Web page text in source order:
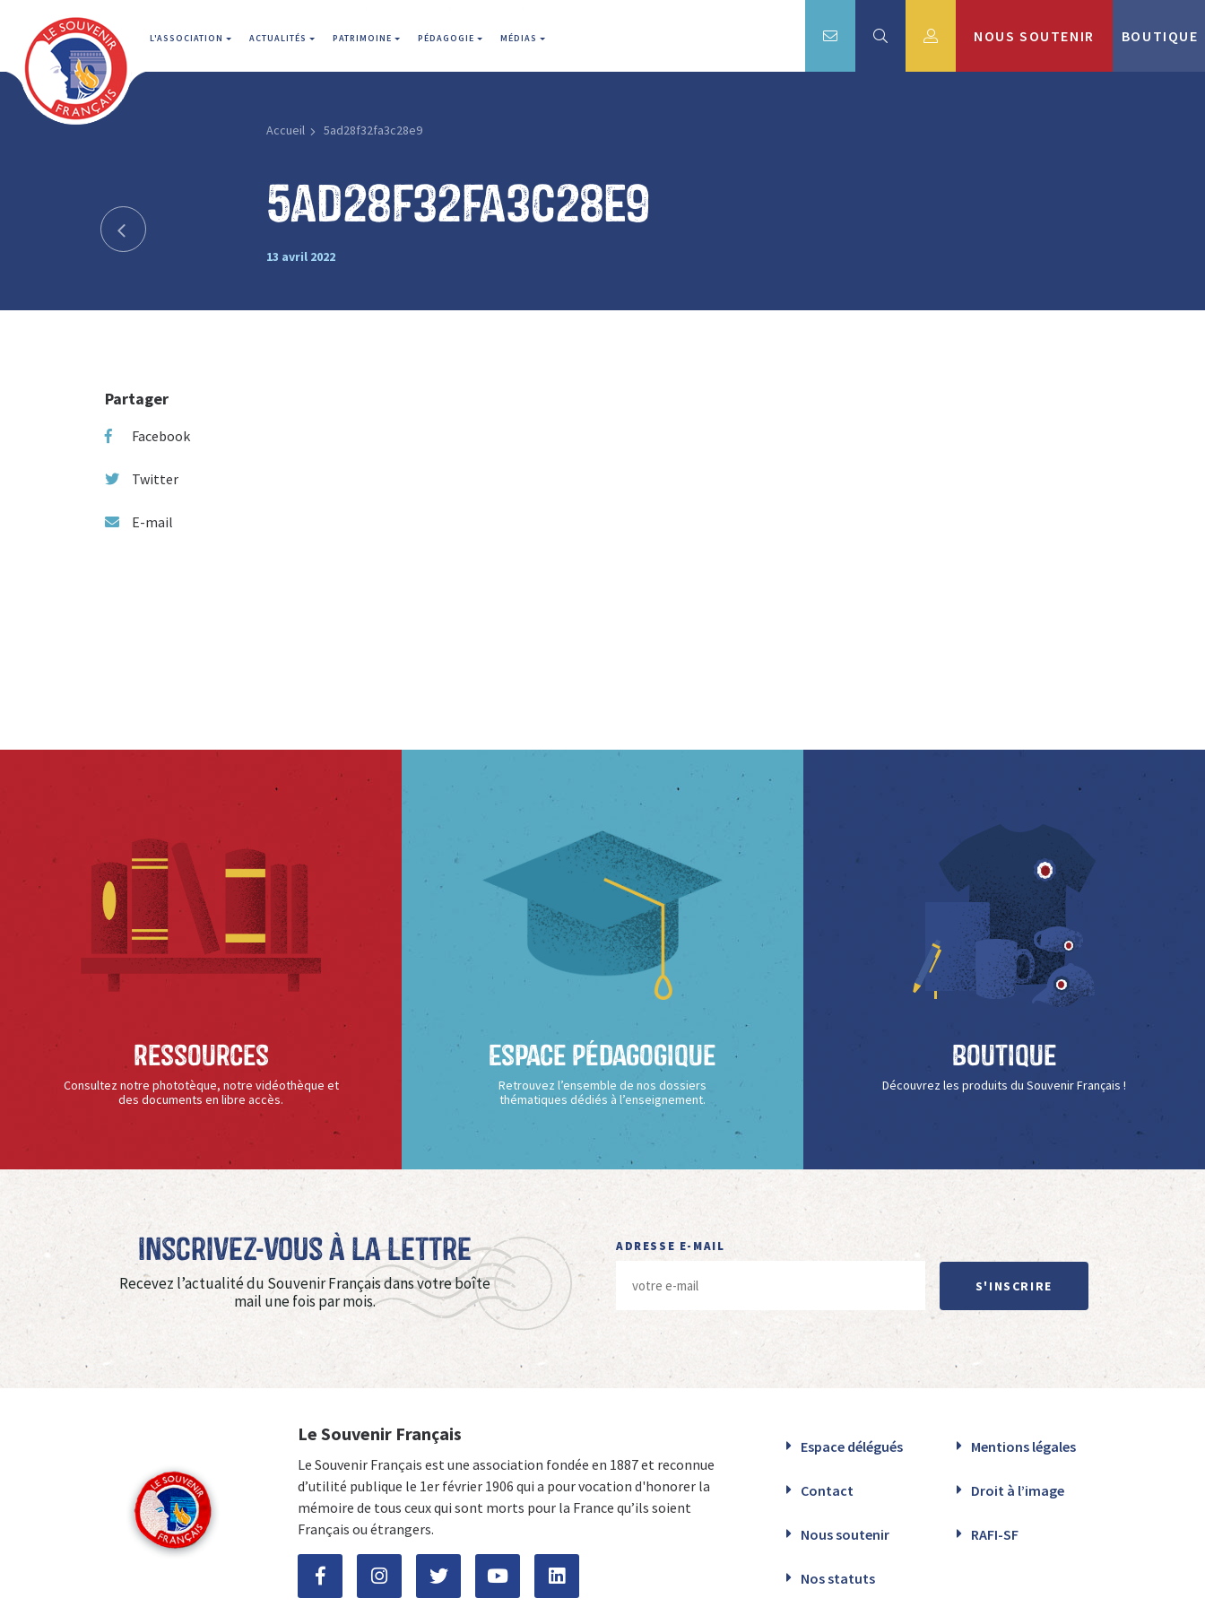
L'ASSOCIATION ACTUALITÉS PATRIMOINE PÉDAGOGIE MÉDIAS NOUS SOUTENIR BOUTIQUE
Accueil 5ad28f32fa3c28e9
5ad28f32fa3c28e9
13 avril 2022
Partager
Facebook
Twitter
E-mail
Ressources
Consultez notre phototèque, notre vidéothèque et
des documents en libre accès.
Espace Pédagogique
Retrouvez l’ensemble de nos dossiers
thématiques dédiés à l’enseignement.
Boutique
Découvrez les produits du Souvenir Français !
Inscrivez-vous à La Lettre
Recevez l’actualité du Souvenir Français dans votre boîte
mail une fois par mois.
ADRESSE E-MAIL
S'INSCRIRE
Le Souvenir Français
Le Souvenir Français est une association fondée en 1887 et reconnue
d’utilité publique le 1er février 1906 qui a pour vocation d'honorer la
mémoire de tous ceux qui sont morts pour la France qu’ils soient
Français ou étrangers.
Espace délégués Mentions légales
Contact Droit à l’image
Nous soutenir RAFI-SF
Nos statuts